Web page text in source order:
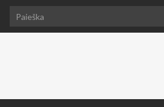
Search for: